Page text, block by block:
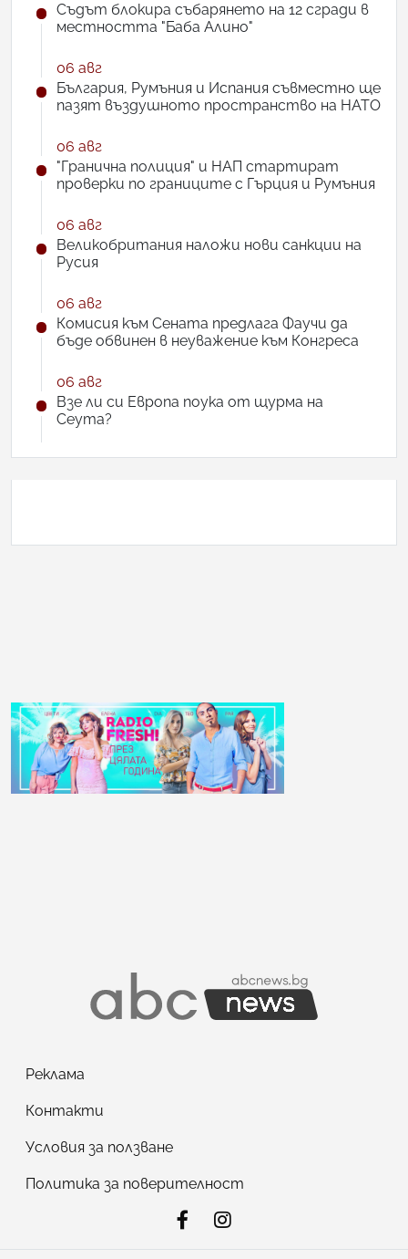
Съдът блокира събарянето на 12 сгради в
местността "Баба Алино"
06 авг
България, Румъния и Испания съвместно ще
пазят въздушното пространство на НАТО
06 авг
"Гранична полиция" и НАП стартират
проверки по границите с Гърция и Румъния
06 авг
Великобритания наложи нови санкции на
Русия
06 авг
Комисия към Сената предлага Фаучи да
бъде обвинен в неуважение към Конгреса
06 авг
Взе ли си Европа поука от щурма на
Сеута?
Реклама
Контакти
Условия за ползване
Политика за поверителност